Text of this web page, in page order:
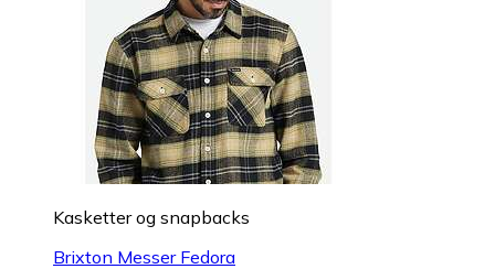
Kasketter og snapbacks
Brixton Messer Fedora